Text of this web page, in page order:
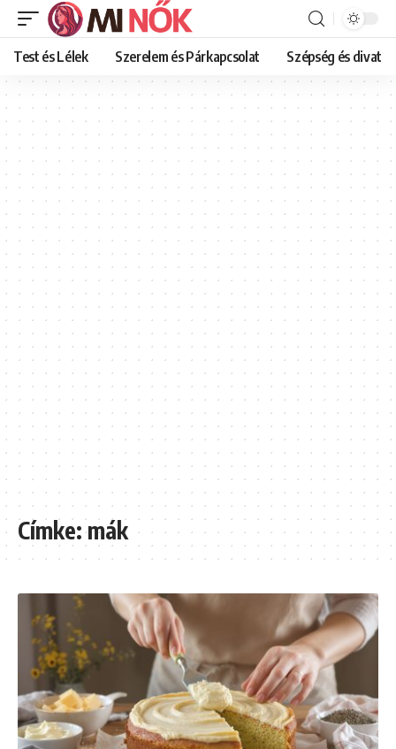
Test és Lélek Szerelem és Párkapcsolat Szépség és divat
Címke:mák